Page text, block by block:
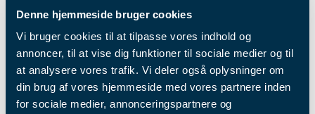
Denne hjemmeside bruger cookies
Vi bruger cookies til at tilpasse vores indhold og
annoncer, til at vise dig funktioner til sociale medier og til
at analysere vores trafik. Vi deler også oplysninger om
din brug af vores hjemmeside med vores partnere inden
for sociale medier, annonceringspartnere og
dystes der om 100.000 kroner og for klasse 5
hestene dystes der om 80.000 kroner.
Se startlistenher
Fik du læst...